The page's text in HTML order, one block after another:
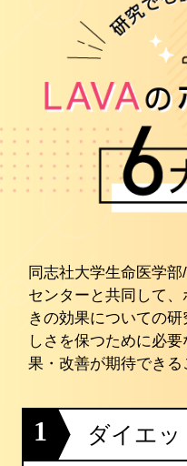
同志社大学生命医学
センターと共同して
きの効果についての
しさを保つために必
果・改善が期待できる
1 ダイエ